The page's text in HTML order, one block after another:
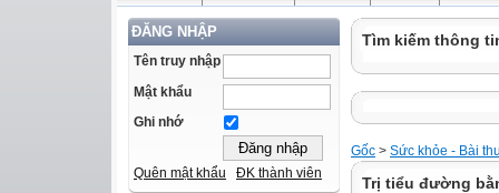
ĐĂNG NHẬP
Tên truy nhập
Mật khẩu
Ghi nhớ
Quên mật khẩu ĐK thành viên
Tìm kiếm thông
Gốc > Sức khỏe - Bài
Trị tiểu đường